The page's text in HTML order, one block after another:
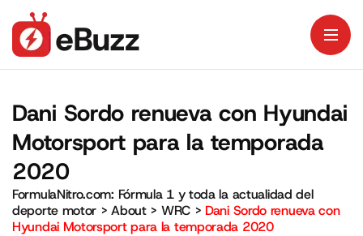
Dani Sordo renueva con Hyundai
Motorsport para la temporada
2020
FormulaNitro.com: Fórmula 1 y toda la actualidad del
deporte motor >About> WRC> Dani Sordo renueva con
Hyundai Motorsport para la temporada 2020